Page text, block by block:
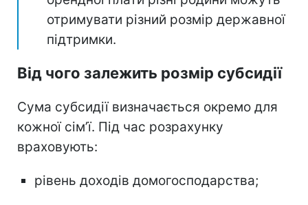
отримувати різний розмір державної
підтримки.
Від чого залежить розмір субсидії
Сума субсидії визначається окремо для
кожної сім’ї. Під час розрахунку
враховують:
рівень доходів домогосподарства;